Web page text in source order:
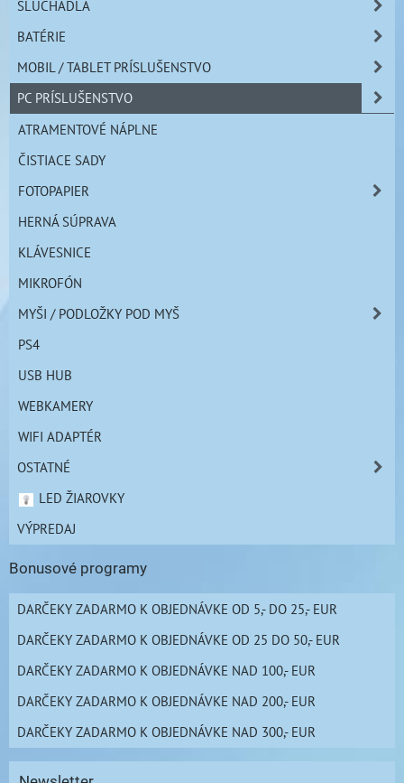
SLÚCHADLÁ
BATÉRIE
MOBIL / TABLET PRÍSLUŠENSTVO
PC PRÍSLUŠENSTVO
ATRAMENTOVÉ NÁPLNE
ČISTIACE SADY
FOTOPAPIER
HERNÁ SÚPRAVA
KLÁVESNICE
MIKROFÓN
MYŠI / PODLOŽKY POD MYŠ
PS4
USB HUB
WEBKAMERY
WIFI ADAPTÉR
OSTATNÉ
LED ŽIAROVKY
VÝPREDAJ
Bonusové programy
DARČEKY ZADARMO K OBJEDNÁVKE OD 5,- DO 25,- EUR
DARČEKY ZADARMO K OBJEDNÁVKE OD 25 DO 50,- EUR
DARČEKY ZADARMO K OBJEDNÁVKE NAD 100,- EUR
DARČEKY ZADARMO K OBJEDNÁVKE NAD 200,- EUR
DARČEKY ZADARMO K OBJEDNÁVKE NAD 300,- EUR